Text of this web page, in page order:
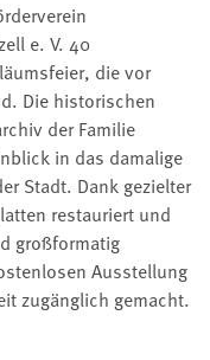
e. V. 40
die vor
Die historischen
der Familie
in das damalige
Stadt. Dank gezielter
restauriert und
großformatig
Ausstellung
zugänglich gemacht.